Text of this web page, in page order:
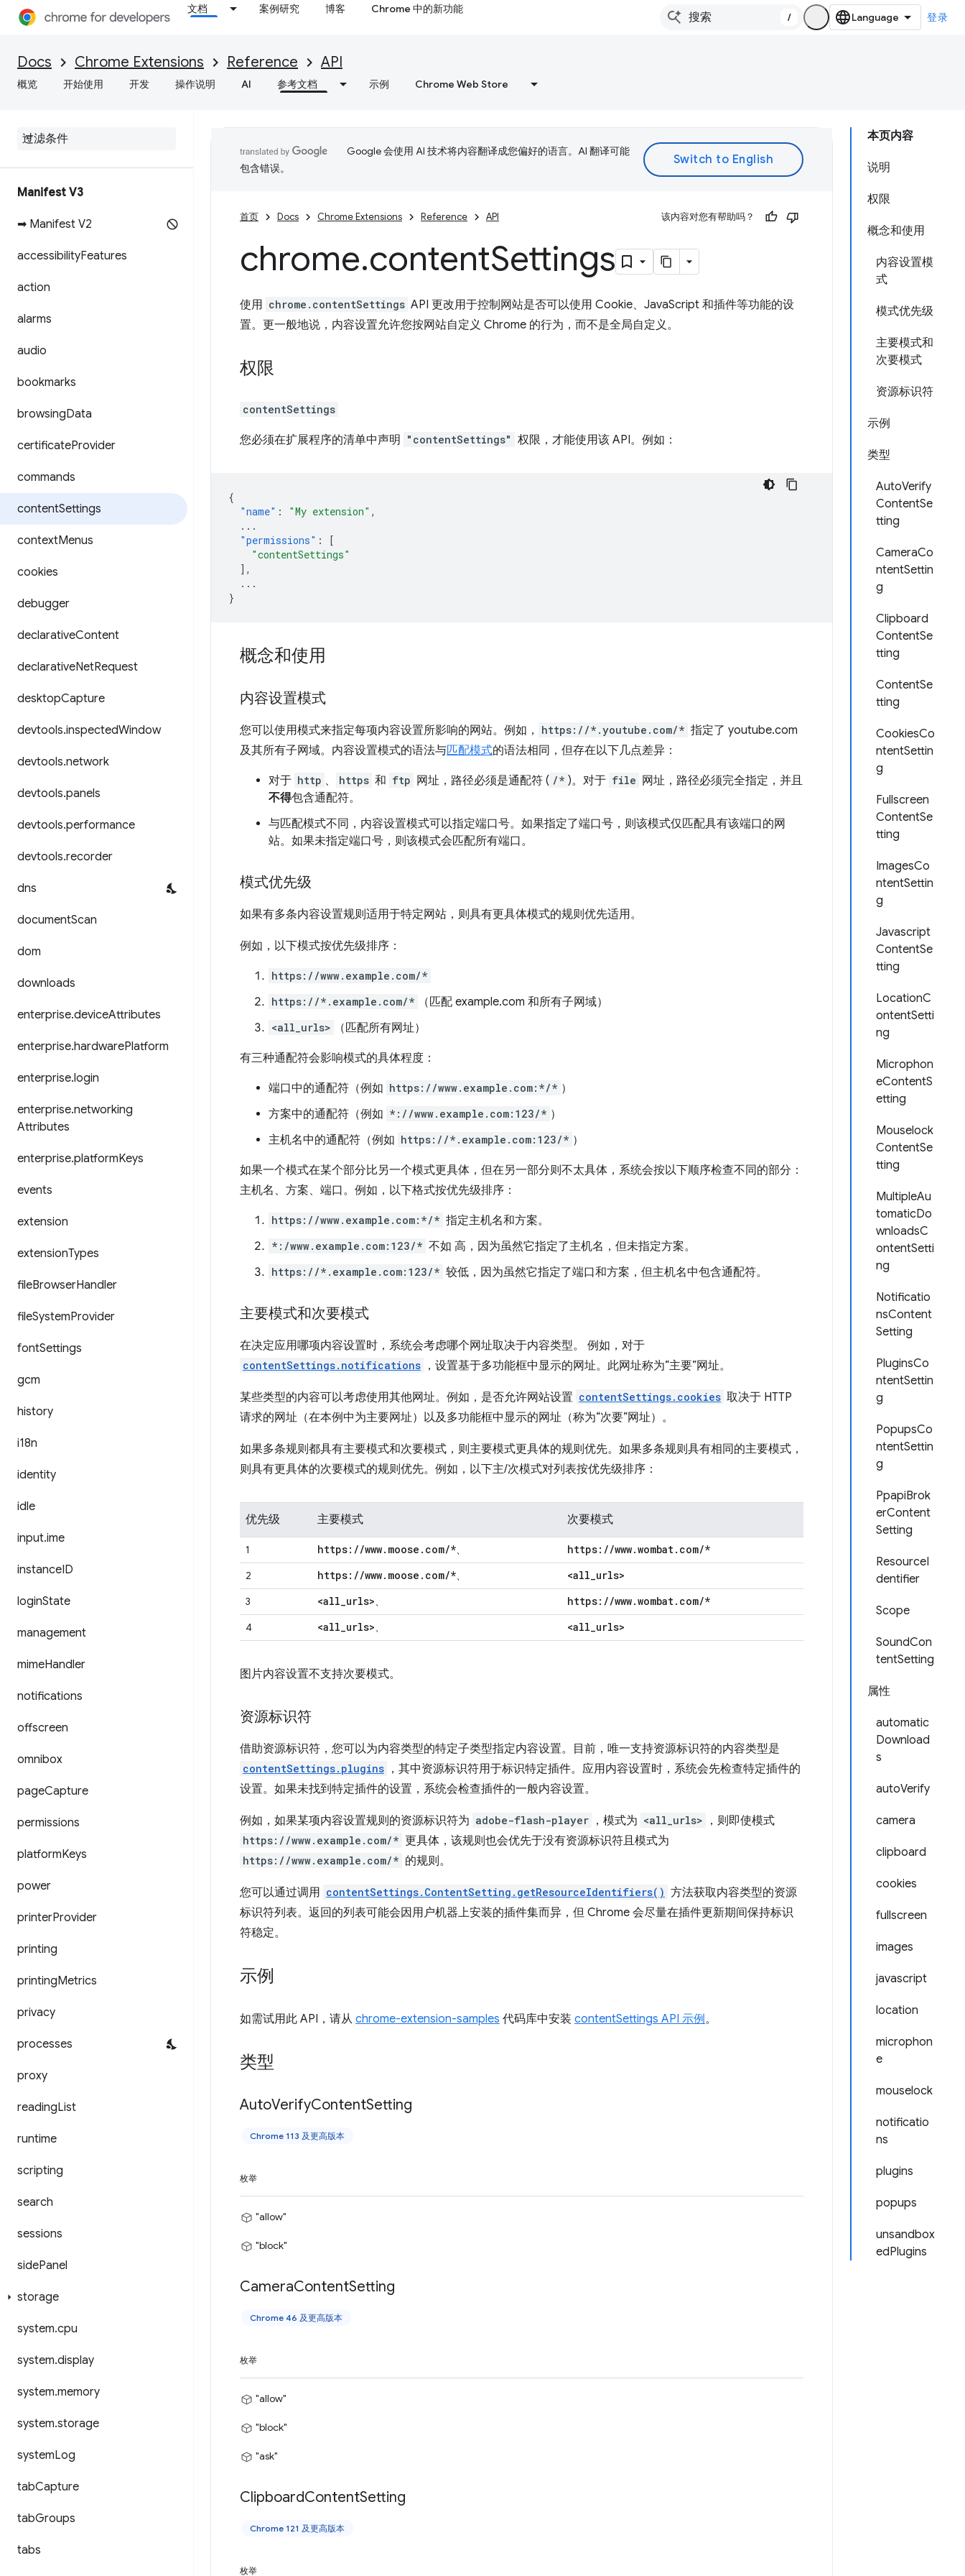
文档 案例研究 博客 Chrome 中的新功能
/ 登录
Docs Chrome Extensions Reference API
概览 开始使用 开发 操作说明 AI 参考文档 示例 Chrome Web Store
Manifest V3
➡ Manifest V2
accessibilityFeatures
action
alarms
audio
bookmarks
browsingData
certificateProvider
commands
contentSettings
contextMenus
cookies
debugger
declarativeContent
declarativeNetRequest
desktopCapture
devtools.inspectedWindow
devtools.network
devtools.panels
devtools.performance
devtools.recorder
dns
documentScan
dom
downloads
enterprise.deviceAttributes
enterprise.hardwarePlatform
enterprise.login
enterprise.networking
Attributes
enterprise.platformKeys
events
extension
extensionTypes
fileBrowserHandler
fileSystemProvider
fontSettings
gcm
history
i18n
identity
idle
input.ime
instanceID
loginState
management
mimeHandler
notifications
offscreen
omnibox
pageCapture
permissions
platformKeys
power
printerProvider
printing
printingMetrics
privacy
processes
proxy
readingList
runtime
scripting
search
sessions
sidePanel
storage
system.cpu
system.display
system.memory
system.storage
systemLog
tabCapture
tabGroups
tabs
本页内容
说明
权限
概念和使用
内容设置模
式
模式优先级
主要模式和
次要模式
资源标识符
示例
类型
AutoVerify
ContentSe
tting
CameraCo
ntentSettin
g
Clipboard
ContentSe
tting
ContentSe
tting
CookiesCo
ntentSettin
g
Fullscreen
ContentSe
tting
ImagesCo
ntentSettin
g
Javascript
ContentSe
tting
LocationC
ontentSetti
ng
Microphon
eContentS
etting
Mouselock
ContentSe
tting
MultipleAu
tomaticDo
wnloadsC
ontentSetti
ng
Notificatio
nsContent
Setting
PluginsCo
ntentSettin
g
PopupsCo
ntentSettin
g
PpapiBrok
erContent
Setting
ResourceI
dentifier
Scope
SoundCon
tentSetting
属性
automatic
Download
s
autoVerify
camera
clipboard
cookies
fullscreen
images
javascript
location
microphon
e
mouselock
notificatio
ns
plugins
popups
unsandbox
edPlugins
Google 会使用 AI 技术将内容翻译成您偏好的语言。AI 翻译可能
包含错误。
首页 Docs Chrome Extensions Reference API 该内容对您有帮助吗？
chrome.contentSettings
使用 chrome.contentSettings API 更改用于控制网站是否可以使用 Cookie、JavaScript 和插件等功能的设
置。更一般地说，内容设置允许您按网站自定义 Chrome 的行为，而不是全局自定义。
权限
contentSettings
您必须在扩展程序的清单中声明 "contentSettings" 权限，才能使用该 API。例如：
{
"name" : "My extension" ,
...
"permissions" :
[
"contentSettings"
],
...
}
概念和使用
内容设置模式
您可以使用模式来指定每项内容设置所影响的网站。例如， https://*.youtube.com/* 指定了 youtube.com
及其所有子网域。内容设置模式的语法与匹配模式的语法相同，但存在以下几点差异：
对于 http 、 https 和 ftp 网址，路径必须是通配符 ( /* )。对于 file 网址，路径必须完全指定，并且
不得包含通配符。
与匹配模式不同，内容设置模式可以指定端口号。如果指定了端口号，则该模式仅匹配具有该端口的网
站。如果未指定端口号，则该模式会匹配所有端口。
模式优先级
如果有多条内容设置规则适用于特定网站，则具有更具体模式的规则优先适用。
例如，以下模式按优先级排序：
https://www.example.com/*
https://*.example.com/*
（匹配 example.com 和所有子网域）
<all_urls> （匹配所有网址）
有三种通配符会影响模式的具体程度：
端口中的通配符（例如 https://www.example.com:*/* ）
方案中的通配符（例如 *://www.example.com:123/* ）
主机名中的通配符（例如 https://*.example.com:123/* ）
如果一个模式在某个部分比另一个模式更具体，但在另一部分则不太具体，系统会按以下顺序检查不同的部分：
主机名、方案、端口。例如，以下格式按优先级排序：
https://www.example.com:*/* 指定主机名和方案。
*:/www.example.com:123/* 不如 高，因为虽然它指定了主机名，但未指定方案。
https://*.example.com:123/* 较低，因为虽然它指定了端口和方案，但主机名中包含通配符。
主要模式和次要模式
在决定应用哪项内容设置时，系统会考虑哪个网址取决于内容类型。 例如，对于
contentSettings.notifications ，设置基于多功能框中显示的网址。此网址称为“主要”网址。
某些类型的内容可以考虑使用其他网址。例如，是否允许网站设置 contentSettings.cookies 取决于 HTTP
请求的网址（在本例中为主要网址）以及多功能框中显示的网址（称为“次要”网址）。
如果多条规则都具有主要模式和次要模式，则主要模式更具体的规则优先。如果多条规则具有相同的主要模式，
则具有更具体的次要模式的规则优先。例如，以下主/次模式对列表按优先级排序：
优先级 主要模式 次要模式
1 https: //www. moose . com/*、 https: //www.wombat. com/*
2 https: //www. moose . com/*、 <all_urls>
3 <all_urls>、 https: //www.wombat. com/*
4 <all_urls>、 <all_urls>
图片内容设置不支持次要模式。
资源标识符
借助资源标识符，您可以为内容类型的特定子类型指定内容设置。目前，唯一支持资源标识符的内容类型是
contentSettings.plugins ，其中资源标识符用于标识特定插件。应用内容设置时，系统会先检查特定插件的
设置。如果未找到特定插件的设置，系统会检查插件的一般内容设置。
例如，如果某项内容设置规则的资源标识符为 adobe-flash-player ，模式为 <all_urls> ，则即使模式
https://www.example.com/* 更具体，该规则也会优先于没有资源标识符且模式为
https://www.example.com/* 的规则。
您可以通过调用 contentSettings.ContentSetting.getResourceIdentifiers() 方法获取内容类型的资源
标识符列表。返回的列表可能会因用户机器上安装的插件集而异，但 Chrome 会尽量在插件更新期间保持标识
符稳定。
示例
如需试用此 API，请从 chrome-extension-samples 代码库中安装 contentSettings API 示例。
类型
AutoVerifyContentSetting
Chrome 113 及更高版本
枚举
"allow"
"block"
CameraContentSetting
Chrome 46 及更高版本
枚举
"allow"
"block"
"ask"
ClipboardContentSetting
Chrome 121 及更高版本
枚举